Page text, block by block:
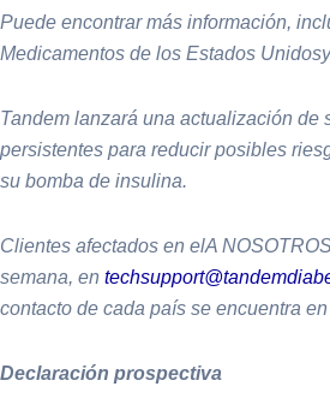
Puede encontrar más información,
Medicamentos de los Estados
Tandem lanzará una actualización de
persistentes para reducir posibles
su bomba de insulina.
Clientes afectados en elA
semana, en
contacto de cada país se encuentra en
Declaración prospectiva